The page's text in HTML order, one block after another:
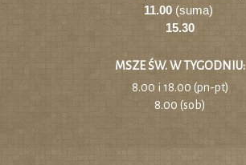
11.00 (suma)
15.30
MSZE ŚW. W TYGODNIU:
8.00 i 18.00 (pn-pt)
8.00 (sob)